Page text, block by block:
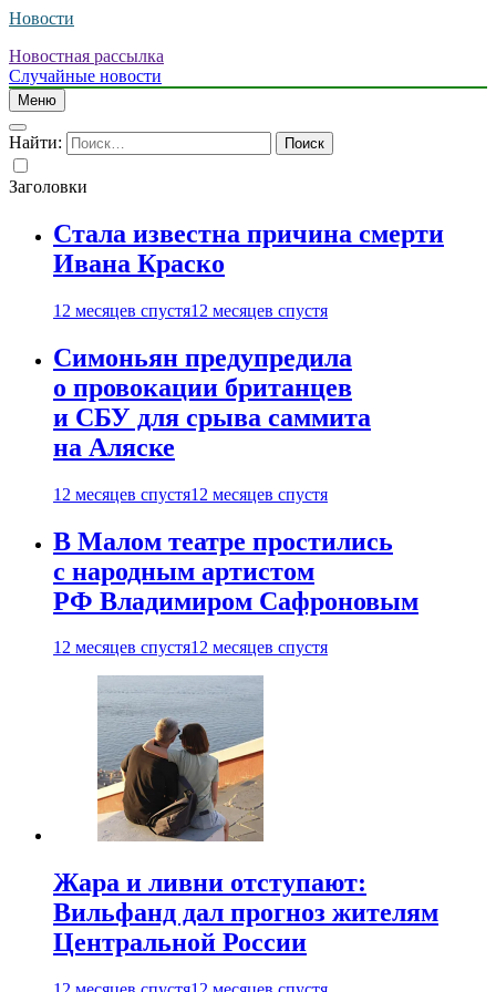
Новости
Новостная рассылка
Случайные новости
Меню
Найти:
Заголовки
Стала известна причина смерти
Ивана Краско
12 месяцев спустя12 месяцев спустя
Симоньян предупредила
о провокации британцев
и СБУ для срыва саммита
на Аляске
12 месяцев спустя12 месяцев спустя
В Малом театре простились
с народным артистом
РФ Владимиром Сафроновым
12 месяцев спустя12 месяцев спустя
Жара и ливни отступают:
Вильфанд дал прогноз жителям
Центральной России